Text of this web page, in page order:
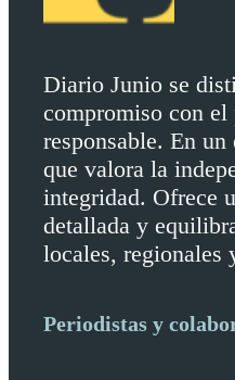
Diario Junio se
compromiso con
responsable. En
que valora la
integridad. Ofrece
detallada y
locales, regionales
Periodistas y